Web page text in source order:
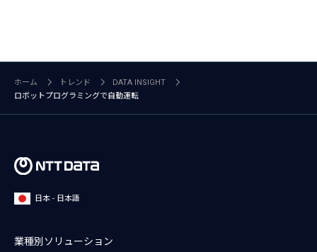
ホーム トレンド
DATA INSIGHT
ロボットプログラミングで自動運転
日本 - 日本語
業種別ソリューション